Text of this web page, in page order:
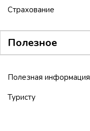
Страхование
Полезное
Полезная информация
Туристу